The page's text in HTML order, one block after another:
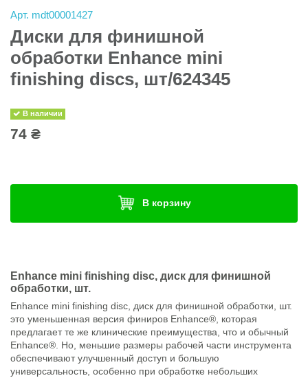
Арт. mdt00001427
Диски для финишной
обработки Enhance mini
finishing discs, шт/624345
В наличии
74 ₴
В корзину
Enhance mini finishing disc, диск для финишной
обработки, шт.
Enhance mini finishing disc, диск для финишной обработки, шт.
это уменьшенная версия финиров Enhance®, которая
предлагает те же клинические преимущества, что и обычный
Enhance®. Но, меньшие размеры рабочей части инструмента
обеспечивают улучшенный доступ и большую
универсальность, особенно при обработке небольших